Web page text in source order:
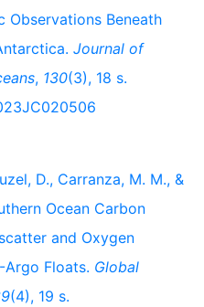
Observations Beneath
Journal of
, 130(3), 18 s.
D., Carranza, M. M., &
Ocean Carbon
and Oxygen
Argo Floats. Global
(4), 19 s.